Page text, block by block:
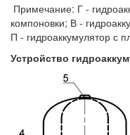
Примечание: Г -
компоновки; В -
П - гидроаккумулятор с
Устройство